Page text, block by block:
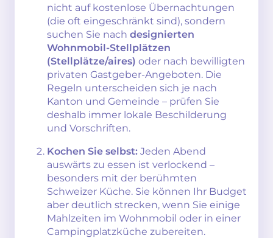
nicht auf kostenlose Übernachtungen
(die oft eingeschränkt sind), sondern
suchen Sie nach designierten
Wohnmobil-Stellplätzen
(Stellplätze/aires) oder nach bewilligten
privaten Gastgeber-Angeboten. Die
Regeln unterscheiden sich je nach
Kanton und Gemeinde – prüfen Sie
deshalb immer lokale Beschilderung
und Vorschriften.
Kochen Sie selbst: Jeden Abend
auswärts zu essen ist verlockend –
besonders mit der berühmten
Schweizer Küche. Sie können Ihr Budget
aber deutlich strecken, wenn Sie einige
Mahlzeiten im Wohnmobil oder in einer
Campingplatzküche zubereiten.